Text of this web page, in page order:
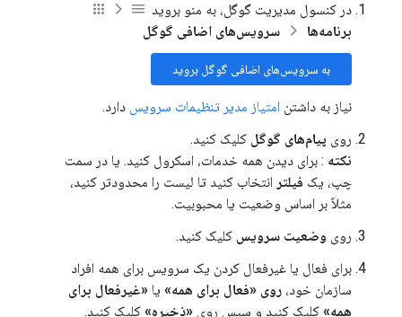
در کنسول مدیریت گوگل، به منو بروید
برنامه‌ها
سرویس‌های اضافی گوگل
به سرویس‌های اضافی گوگل بروید
نیاز به داشتن امتیاز مدیر تنظیمات سرویس دارد.
روی پیام‌های گوگل کلیک کنید.
نکته : برای دیدن همه خدمات، اسکرول کنید. یا در سمت
چپ، یک فیلتر انتخاب کنید تا لیست را محدودتر کنید،
مثلاً بر اساس وضعیت یا محبوبیت.
روی وضعیت سرویس کلیک کنید.
برای فعال یا غیرفعال کردن یک سرویس برای همه افراد
سازمان خود، روی «فعال برای همه» یا «غیرفعال برای
همه» کلیک کنید و سپس روی «ذخیره» کلیک کنید.